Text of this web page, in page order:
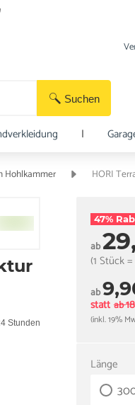
Suchen
|
Hohlkammer
Stunden
47%
ab
(1 Stück
ab
statt ab
(inkl. 19%
Länge